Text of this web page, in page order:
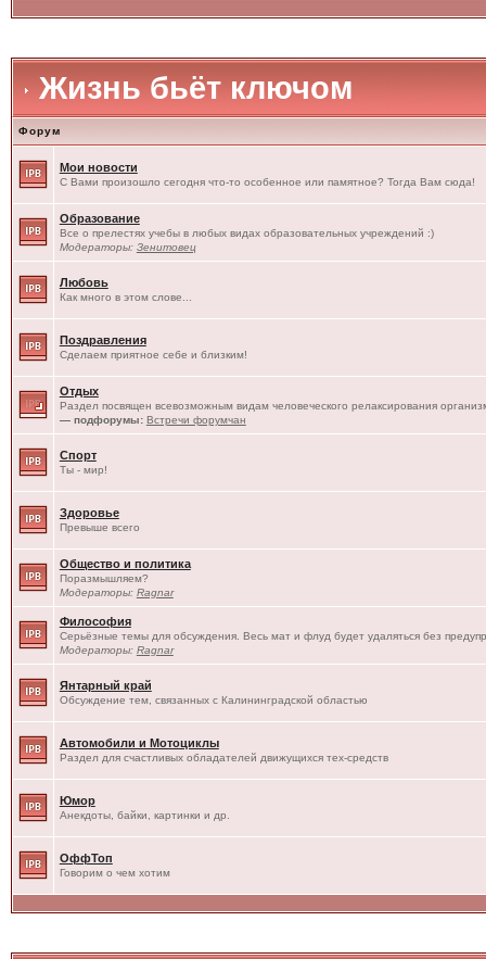
Жизнь бьёт ключом
Форум
Мои новости
С Вами произошло сегодня что-то особенное или памятное? Тогда Вам сюда!
Образование
Все о прелестях учебы в любых видах образовательных учреждений :)
Модераторы: Зенитовец
Любовь
Как много в этом слове...
Поздравления
Сделаем приятное себе и близким!
Отдых
Раздел посвящен всевозможным видам человеческого релаксирования
— подфорумы: Встречи форумчан
Спорт
Ты - мир!
Здоровье
Превыше всего
Общество и политика
Поразмышляем?
Модераторы: Ragnar
Философия
Серьёзные темы для обсуждения. Весь мат и флуд будет удаляться без
Модераторы: Ragnar
Янтарный край
Обсуждение тем, связанных с Калининградской областью
Автомобили и Мотоциклы
Раздел для счастливых обладателей движущихся тех-средств
Юмор
Анекдоты, байки, картинки и др.
ОффТоп
Говорим о чем хотим